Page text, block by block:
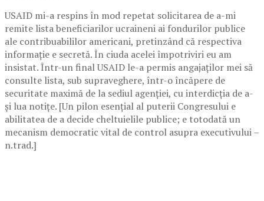
USAID mi-a respins în mod repetat solicitarea de a-mi
remite lista beneficiarilor ucraineni ai fondurilor publice
ale contribuabililor americani, pretinzând că respectiva
informație e secretă. În ciuda acelei împotriviri eu am
insistat. Într-un final USAID le-a permis angajaților mei să
consulte lista, sub supraveghere, într-o încăpere de
securitate maximă de la sediul agenției, cu interdicția de a-
și lua notițe. [Un pilon esențial al puterii Congresului e
abilitatea de a decide cheltuielile publice; e totodată un
mecanism democratic vital de control asupra executivului –
n.trad.]